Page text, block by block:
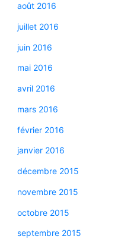
août 2016
juillet 2016
juin 2016
mai 2016
avril 2016
mars 2016
février 2016
janvier 2016
décembre 2015
novembre 2015
octobre 2015
septembre 2015